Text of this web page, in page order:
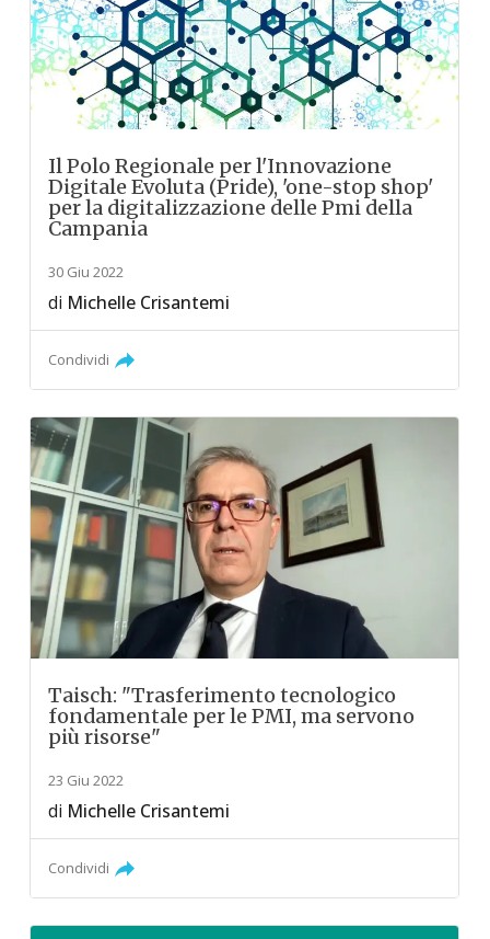
Il Polo Regionale per l'Innovazione
Digitale Evoluta (Pride), 'one-stop shop'
per la digitalizzazione delle Pmi della
Campania
30 Giu 2022
di Michelle Crisantemi
Condividi
Taisch: "Trasferimento tecnologico
fondamentale per le PMI, ma servono
più risorse"
23 Giu 2022
di Michelle Crisantemi
Condividi